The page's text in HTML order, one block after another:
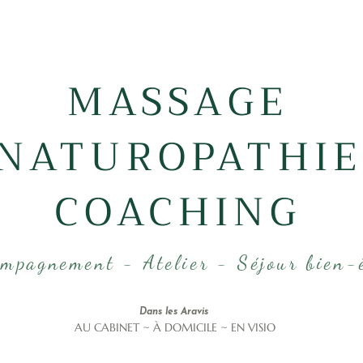
MASSAGE
COACHING
- Atelier - Séjour
Dans les Aravis
AU CABINET ~ À DOMICILE ~ EN VISIO